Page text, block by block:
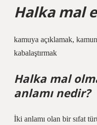
Halka mal
kamuya açıklamak,
kabalaştırmak
Halka mal
anlamı nedir?
İki anlamı olan bir sıfat